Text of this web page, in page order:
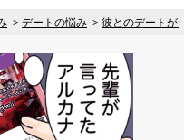
デートの悩み 彼とのデートが